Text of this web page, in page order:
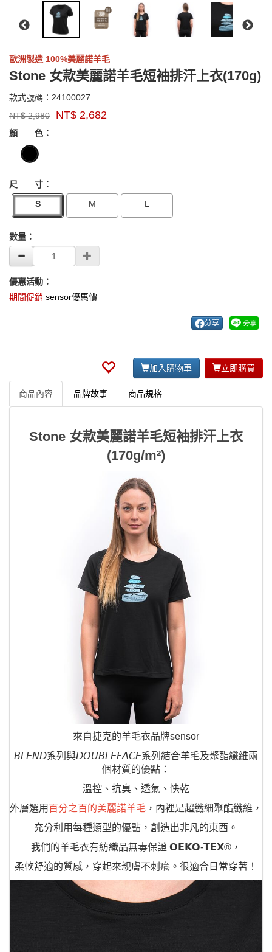
歐洲製造 100%美麗諾羊毛
Stone 女款美麗諾羊毛短袖排汗上衣(170g)
款式號碼： 24100027
牌：
sensor
NT$2,980 NT$ 2,682
GOODS000000000000004758966
顏 色：
尺 寸：
S
M L
數量：
優惠活動：
期間促銷 sensor優惠價
分享
加入購物車 立即購買
商品內容 品牌故事 商品規格
Stone 女款美麗諾羊毛短袖排汗上衣
(170g/m²)
來自捷克的羊毛衣品牌sensor
𝘉𝘓𝘌𝘕𝘋系列與𝘋𝘖𝘜𝘉𝘓𝘌𝘍𝘈𝘊𝘌系列結合羊毛及聚酯纖維兩
個材質的優點：
溫控、抗臭、透氣、快乾
外層選用 百分之百的美麗諾羊毛 ，內裡是超纖細聚酯纖維，
充分利用每種類型的優點，創造出非凡的東西。
我們的羊毛衣有紡織品無毒保證 𝗢𝗘𝗞𝗢-𝗧𝗘𝗫®，
柔軟舒適的質感，穿起來親膚不刺癢。很適合日常穿著！